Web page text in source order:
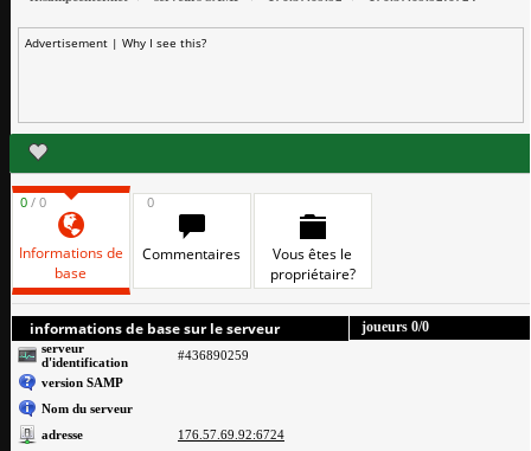
Advertisement | Why I see this?
0/ 0
Informations de
base
0
Commentaires
Vous êtes le
propriétaire?
informations de base sur le serveur
serveur
d'identification
#436890259
version SAMP
Nom du serveur
adresse
176.57.69.92:6724
joueurs 0/0